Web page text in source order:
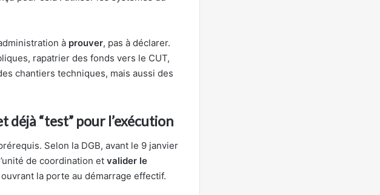
à prouver, pas à déclarer.
rapatrier des fonds vers le CUT,
chantiers techniques, mais aussi des
“test” pour l’exécution
Selon la DGB, avant le 9 janvier
de coordination et valider le
la porte au démarrage effectif.